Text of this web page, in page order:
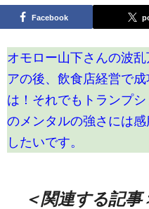
Facebook
オモロー山下さんの波
アの後、飲食店経営で
は！それでもトランプ
のメンタルの強さには
したいです。
＜関連する記事